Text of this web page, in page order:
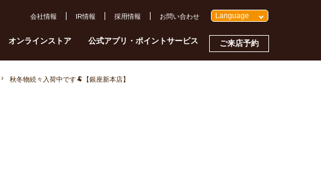
オンラインストア 公式アプリ・ポイントサービス ご来店予約
会社情報 IR情報 採用情報 お問い合わせ Language
秋冬物続々入荷中です🐏【銀座新本店】